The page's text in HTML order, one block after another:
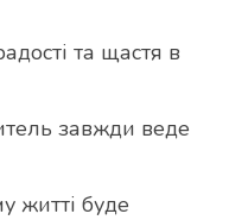
та щастя в
завжди веде
житті буде